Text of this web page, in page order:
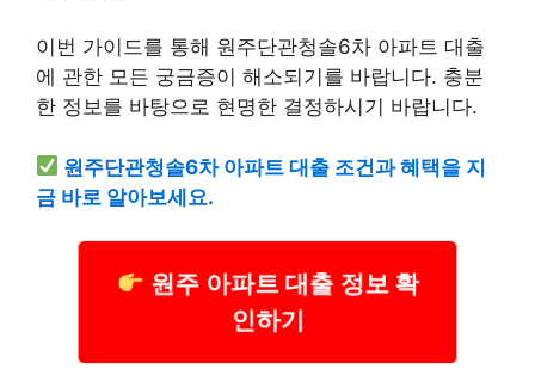
이번 가이드를 통해 원주단관청솔6차 아파트 대출
에 관한 모든 궁금증이 해소되기를 바랍니다. 충분
한 정보를 바탕으로 현명한 결정하시기 바랍니다.
원주단관청솔6차 아파트 대출 조건과 혜택을 지
금 바로 알아보세요.
원주 아파트 대출 정보 확
인하기